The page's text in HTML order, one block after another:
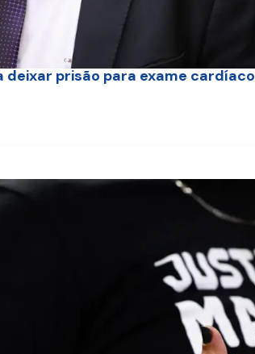
deixar prisão para exame cardíaco